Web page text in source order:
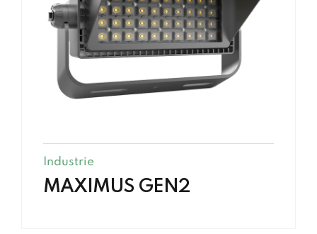
Industrie
MAXIMUS GEN2